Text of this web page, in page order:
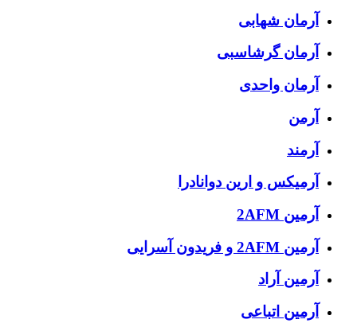
آرمان شهابی
آرمان گرشاسبی
آرمان واحدی
آرمن
آرمند
آرمیکس و ارین دوانادرا
آرمین 2AFM
آرمین 2AFM و فریدون آسرایی
آرمین آراد
آرمین اتباعی